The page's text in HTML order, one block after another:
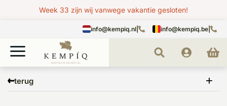
Week 33 zijn wij vanwege vakantie gesloten!
info@kempiq.nl info@kempiq.be
terug
geïsoleerd stalraam